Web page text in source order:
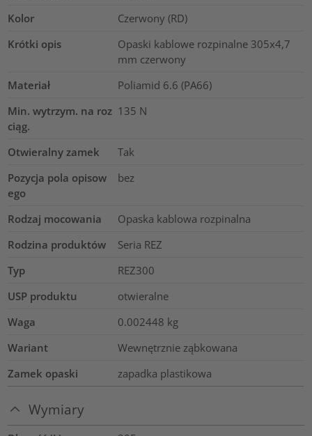
Kolor
Czerwony (RD)
Krótki opis
Opaski kablowe rozpinalne 305x4,7
mm czerwony
Materiał
Poliamid 6.6 (PA66)
Min. wytrzym. na roz
ciąg.
135 N
Otwieralny zamek
Tak
Pozycja pola opisow
ego
bez
Rodzaj mocowania
Opaska kablowa rozpinalna
Rodzina produktów
Seria REZ
Typ
REZ300
USP produktu
otwieralne
Waga
0.002448 kg
Wariant
Wewnętrznie ząbkowana
Zamek opaski
zapadka plastikowa
Wymiary